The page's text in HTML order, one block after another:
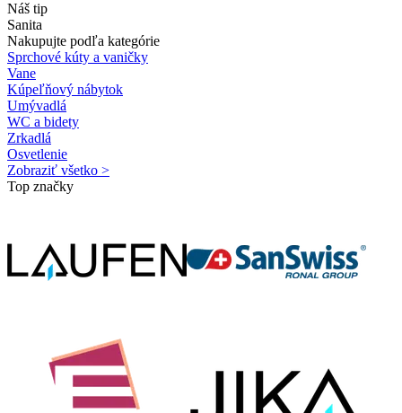
Náš tip
Sanita
Nakupujte podľa kategórie
Sprchové kúty a vaničky
Vane
Kúpeľňový nábytok
Umývadlá
WC a bidety
Zrkadlá
Osvetlenie
Zobraziť všetko >
Top značky